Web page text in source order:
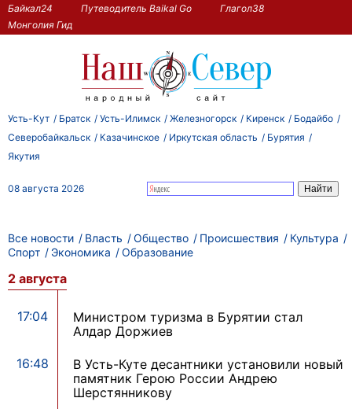
Байкал24 Путеводитель Baikal Go
Глагол38
Монголия Гид
Усть-Кут Братск Усть-Илимск Железногорск Киренск
Бодайбо
Северобайкальск
Казачинское Иркутская область
Бурятия
Якутия
08 августа 2026
Все новости Власть Общество Происшествия
Культура
Спорт
Экономика Образование
2 августа
17:04
Министром туризма в Бурятии стал
Алдар Доржиев
16:48
В Усть-Куте десантники установили новый
памятник Герою России Андрею
Шерстянникову